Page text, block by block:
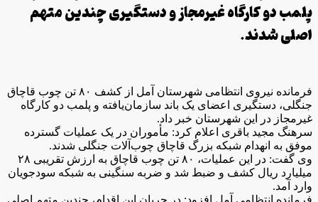
پلمب دو کارگاه غیرمجاز و دستگیری چندین متهم
اصلی شدند.
فرمانده نیروی انتظامی شهرستان آمل از کشف ۸۰ تن چوب قاچاق
جنگلی، دستگیری اعضای یک باند سازمان‌یافته و پلمب دو کارگاه
غیرمجاز در این شهرستان خبر داد.
سرهنگ مجید باقری اعلام کرد: مأموران در یک عملیات گسترده
موفق به انهدام شبکه بزرگ قاچاق چوب‌آلات جنگلی شدند.
وی گفت: در این عملیات، ۸۰ تن چوب قاچاق به ارزش تقریبی ۲۸
میلیارد ریال کشف و ضبط شد و ضربه سنگینی به شبکه سودجویان
وارد آمد.